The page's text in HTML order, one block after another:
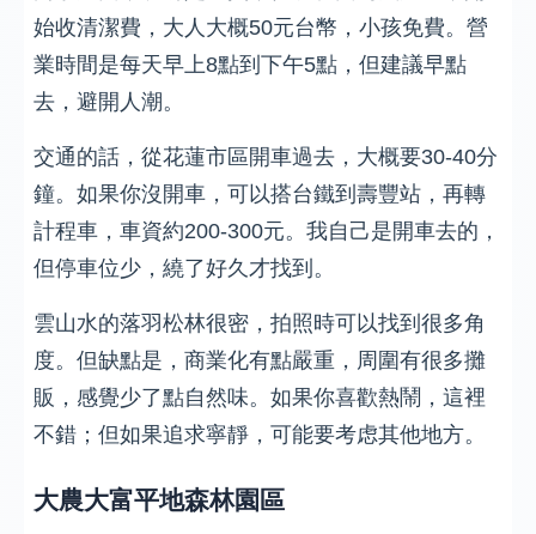
始收清潔費，大人大概50元台幣，小孩免費。營
業時間是每天早上8點到下午5點，但建議早點
去，避開人潮。
交通的話，從花蓮市區開車過去，大概要30-40分
鐘。如果你沒開車，可以搭台鐵到壽豐站，再轉
計程車，車資約200-300元。我自己是開車去的，
但停車位少，繞了好久才找到。
雲山水的落羽松林很密，拍照時可以找到很多角
度。但缺點是，商業化有點嚴重，周圍有很多攤
販，感覺少了點自然味。如果你喜歡熱鬧，這裡
不錯；但如果追求寧靜，可能要考虑其他地方。
大農大富平地森林園區